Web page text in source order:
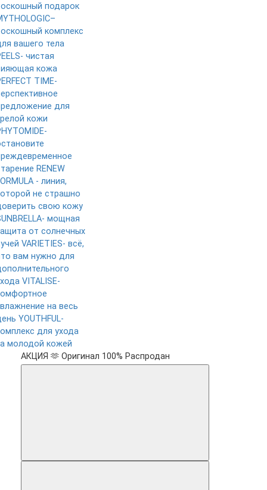
подарок
комплекс
вашего тела
чистая
кожа
TIME-
для
кожи
RENEW
- линия,
не страшно
свою кожу
мощная
от солнечных
VARIETIES- всё,
вам нужно для
VITALISE-
на весь
YOUTHFUL-
для ухода
молодой кожей
АКЦИЯ 🫶 Оригинал 100% Распродан